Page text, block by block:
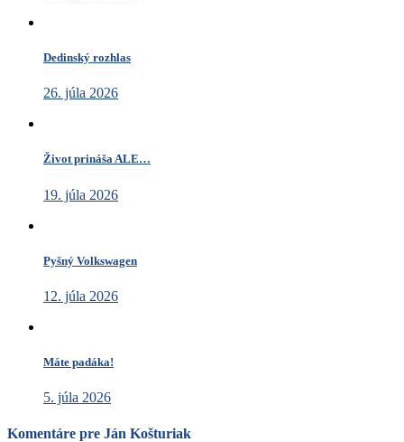
Dedinský rozhlas
26. júla 2026
Život prináša ALE…
19. júla 2026
Pyšný Volkswagen
12. júla 2026
Máte padáka!
5. júla 2026
Komentáre pre Ján Košturiak